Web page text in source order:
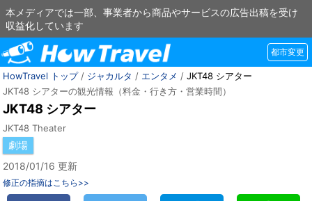
本メディアでは一部、事業者から商品やサービスの広告出稿を受け
収益化しています
都市変更
HowTravel トップ/ ジャカルタ / エンタメ / JKT48 シアター
JKT48 シアターの観光情報（料金・行き方・営業時間）
JKT48 シアター
JKT48 Theater
劇場
2018/01/16 更新
修正の指摘はこちら>>